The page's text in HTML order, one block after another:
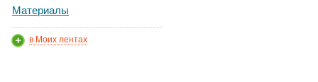
Материалы
в Моих лентах